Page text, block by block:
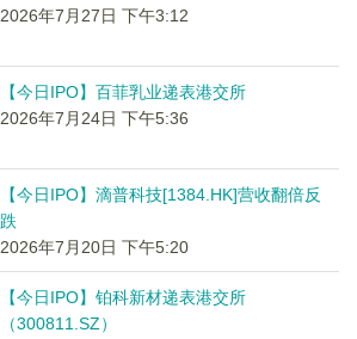
2026年7月27日 下午3:12
【今日IPO】百菲乳业递表港交所
2026年7月24日 下午5:36
【今日IPO】滴普科技[1384.HK]营收翻倍反
跌
2026年7月20日 下午5:20
【今日IPO】铂科新材递表港交所
（300811.SZ）